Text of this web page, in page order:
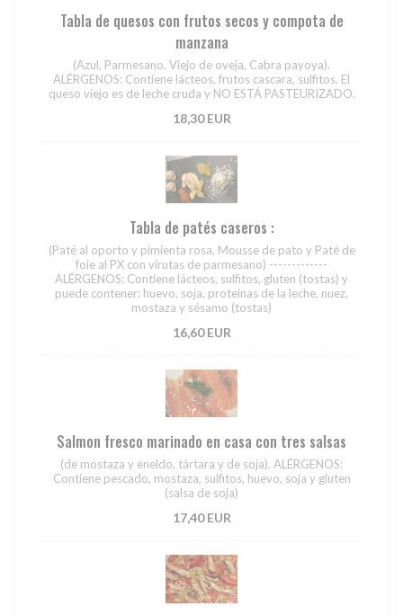
Tabla de quesos con frutos secos y compota de
manzana
(Azul, Parmesano. Viejo de oveja, Cabra payoya).
ALÉRGENOS: Contiene lácteos, frutos cascara, sulfitos. El
queso viejo es de leche cruda y NO ESTÁ PASTEURIZADO.
18,30 EUR
Tabla de patés caseros :
(Paté al oporto y pimienta rosa, Mousse de pato y Paté de
foie al PX con virutas de parmesano) -------------
ALÉRGENOS: Contiene lácteos, sulfitos, gluten (tostas) y
puede contener: huevo, soja, proteinas de la leche, nuez,
mostaza y sésamo (tostas)
16,60 EUR
Salmon fresco marinado en casa con tres salsas
(de mostaza y eneldo, tártara y de soja). ALÉRGENOS:
Contiene pescado, mostaza, sulfitos, huevo, soja y gluten
(salsa de soja)
17,40 EUR